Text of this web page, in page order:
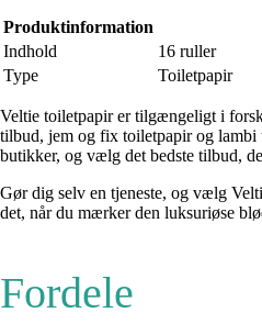
Produktinformation
Indhold
16 ruller
Type
Toiletpapir
Veltie toiletpapir er tilgængeligt i
tilbud, jem og fix toiletpapir og lambi
butikker, og vælg det bedste tilbud,
Gør dig selv en tjeneste, og vælg
det, når du mærker den luksuriøse
Fordele